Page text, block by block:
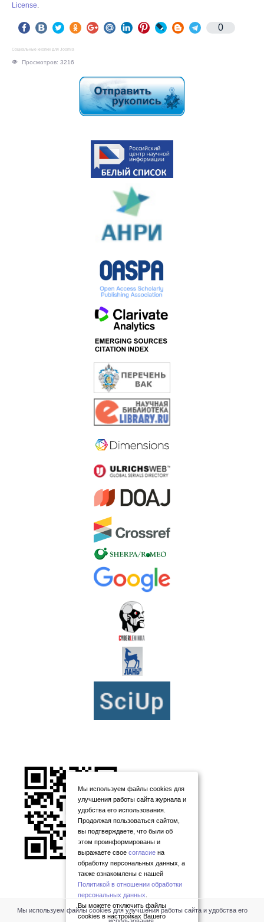
License.
0
Социальные кнопки для Joomla
Просмотров: 3216
Мы используем файлы cookies для
улучшения работы сайта журнала и
удобства его использования.
Продолжая пользоваться сайтом,
вы подтверждаете, что были об
этом проинформированы и
выражаете свое согласие на
обработку персональных данных, а
также ознакомлены с нашей
Политикой в отношении обработки
персональных данных
Вы можете отключить файлы
cookies в настройках Вашего
Мы используем файлы cookies для улучшения работы сайта и удобства его